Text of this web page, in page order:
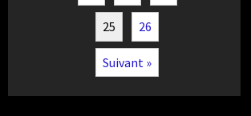
25 26
Suivant »